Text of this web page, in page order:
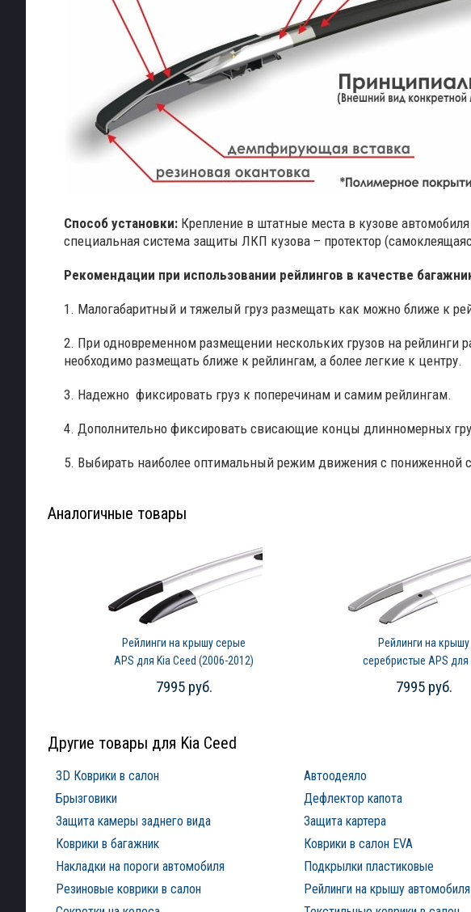
Способ установки: Крепление в штатные места в кузове
специальная система защиты ЛКП кузова – протектор
Рекомендации при использовании рейлингов в качестве
1. Малогабаритный и тяжелый груз размещать как можно ближе к
2. При одновременном размещении нескольких грузов на рейлинги
необходимо размещать ближе к рейлингам, а более легкие к центру.
3. Надежно фиксировать груз к поперечинам и самим рейлингам.
4. Дополнительно фиксировать свисающие концы длинномерных
5. Выбирать наиболее оптимальный режим движения с пониженной
Аналогичные товары
Рейлинги на крышу серые
APS для Kia Ceed (2006-2012)
7995 руб.
Рейлинги на крышу
серебристые APS для
Ceed (2006-2012)
7995 руб.
Другие товары для Kia Ceed
3D Коврики в салон Автоодеяло
Брызговики
Дефлектор капота
Защита камеры заднего вида
Защита картера
Коврики в багажник
Коврики в салон EVA
Накладки на пороги автомобиля
Подкрылки пластиковые
Резиновые коврики в салон
Рейлинги на крышу автомобиля